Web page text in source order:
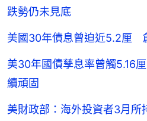
跌勢仍未見底
美國30年債息曾迫近5.2厘
美30年國債孳息率曾觸
續頑固
美財政部：海外投資者3月所